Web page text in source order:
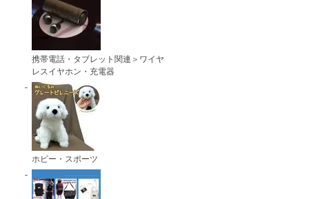
携帯電話・タブレット関連＞ワイヤ
レスイヤホン・充電器
ホビー・スポーツ